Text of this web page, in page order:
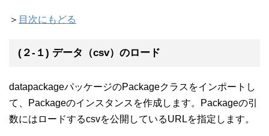
＞ 目次にもどる
(２-１) データ（csv）のロード
datapackageパッケージのPackageクラスをインポートし
て、Packageのインスタンスを作成します。Packageの引
数にはロードするcsvを公開しているURLを指定します。